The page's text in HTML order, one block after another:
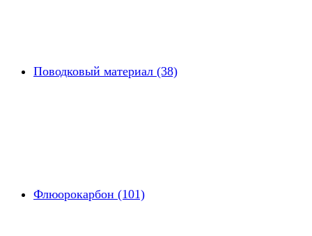
Поводковый материал (38)
Флюорокарбон (101)